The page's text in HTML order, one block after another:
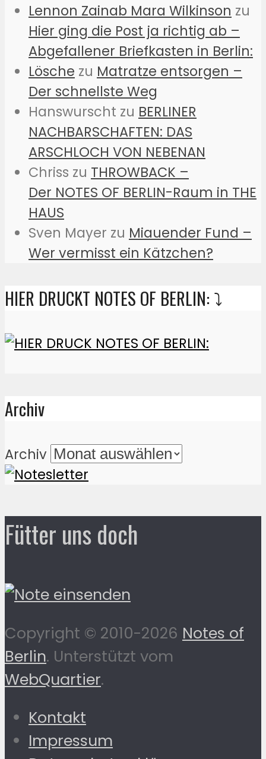
Lennon Zainab Mara Wilkinson zu
Hier ging die Post ja richtig ab –
Abgefallener Briefkasten in Berlin:
Lösche zu Matratze entsorgen –
Der schnellste Weg
Hanswurscht zu BERLINER
NACHBARSCHAFTEN: DAS
ARSCHLOCH VON NEBENAN
Chriss zu THROWBACK –
Der NOTES OF BERLIN-Raum in THE
HAUS
Sven Mayer zu Miauender Fund –
Wer vermisst ein Kätzchen?
HIER DRUCKT NOTES OF BERLIN: ⤵️
Archiv
Archiv
Fütter uns doch
Copyright © 2010-2026 Notes of
Berlin. Unterstützt vom
WebQuartier.
Kontakt
Impressum